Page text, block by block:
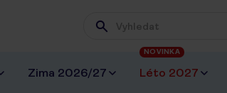
Wpisz frazę, której szukasz
Zima 2026/27 Léto 2027
NOVINKA